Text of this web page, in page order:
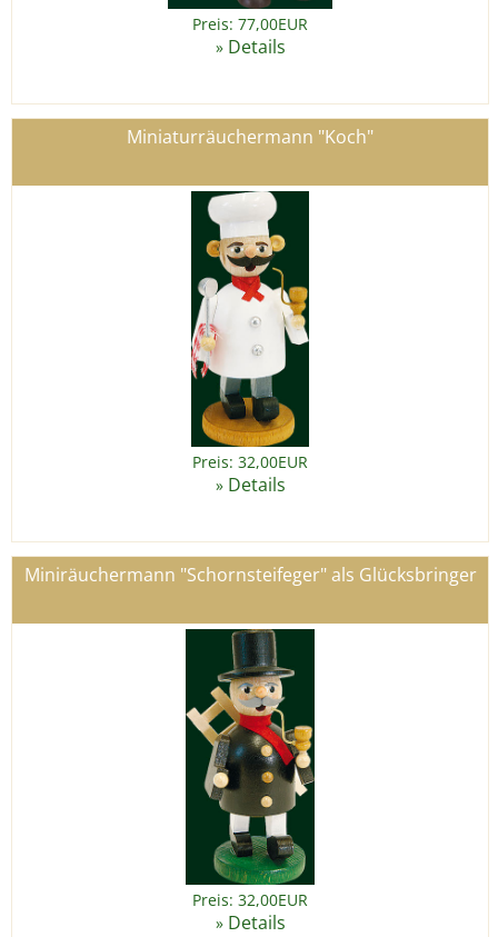
Preis: 77,00EUR
» Details
Miniaturräuchermann "Koch"
Preis: 32,00EUR
» Details
Miniräuchermann "Schornsteifeger" als Glücksbringer
Preis: 32,00EUR
» Details